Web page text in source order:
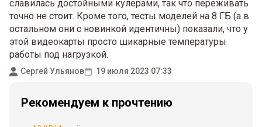
славилась достойными кулерами, так что переживать
точно не стоит. Кроме того, тесты моделей на 8 ГБ (а в
остальном они с новинкой идентичны) показали, что у
этой видеокарты просто шикарные температуры
работы под нагрузкой.
Сергей Ульянов 19 июля 2023 07:33
Рекомендуем к прочтению